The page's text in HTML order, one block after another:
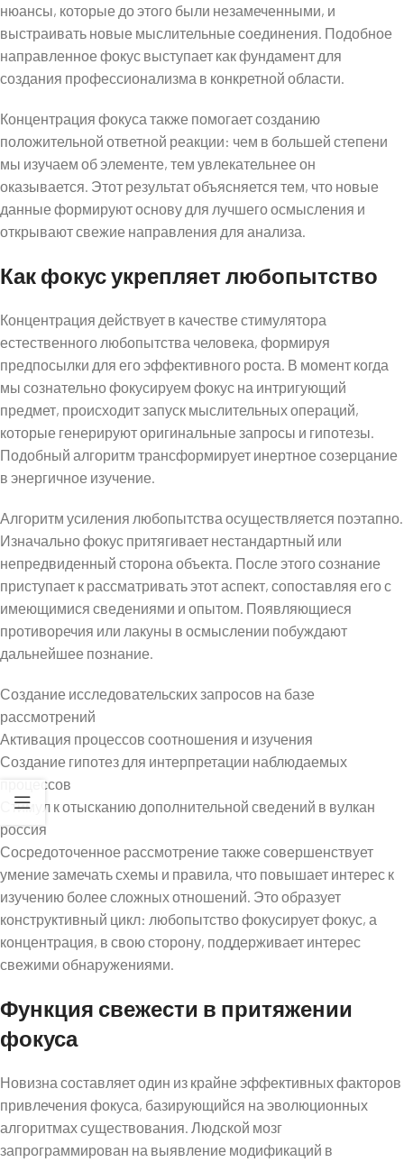
нюансы, которые до этого были незамеченными, и
выстраивать новые мыслительные соединения. Подобное
направленное фокус выступает как фундамент для
создания профессионализма в конкретной области.
Концентрация фокуса также помогает созданию
положительной ответной реакции: чем в большей степени
мы изучаем об элементе, тем увлекательнее он
оказывается. Этот результат объясняется тем, что новые
данные формируют основу для лучшего осмысления и
открывают свежие направления для анализа.
Как фокус укрепляет любопытство
Концентрация действует в качестве стимулятора
естественного любопытства человека, формируя
предпосылки для его эффективного роста. В момент когда
мы сознательно фокусируем фокус на интригующий
предмет, происходит запуск мыслительных операций,
которые генерируют оригинальные запросы и гипотезы.
Подобный алгоритм трансформирует инертное созерцание
в энергичное изучение.
Алгоритм усиления любопытства осуществляется поэтапно.
Изначально фокус притягивает нестандартный или
непредвиденный сторона объекта. После этого сознание
приступает к рассматривать этот аспект, сопоставляя его с
имеющимися сведениями и опытом. Появляющиеся
противоречия или лакуны в осмыслении побуждают
дальнейшее познание.
Создание исследовательских запросов на базе
рассмотрений
Активация процессов соотношения и изучения
Создание гипотез для интерпретации наблюдаемых
процессов
Стимул к отысканию дополнительной сведений в вулкан
россия
Сосредоточенное рассмотрение также совершенствует
умение замечать схемы и правила, что повышает интерес к
изучению более сложных отношений. Это образует
конструктивный цикл: любопытство фокусирует фокус, а
концентрация, в свою сторону, поддерживает интерес
свежими обнаружениями.
Функция свежести в притяжении
фокуса
Новизна составляет один из крайне эффективных факторов
привлечения фокуса, базирующийся на эволюционных
алгоритмах существования. Людской мозг
запрограммирован на выявление модификаций в